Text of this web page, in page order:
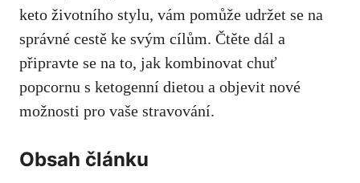
keto životního stylu, vám ‌pomůže udržet se na
správné cestě ke svým cílům. Čtěte dál a
připravte ​se na to, jak kombinovat chuť
⁣popcornu s ketogenní dietou a objevit⁤ nové
možnosti pro vaše stravování.
Obsah článku